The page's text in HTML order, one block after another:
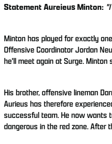
Statement Aureieus Minton:
Minton has played for exactly
Offensive Coordinator Jordan
he'll meet again at Surge.
His brother, offensive lineman
Aurieus has therefore
successful team. He now wants
dangerous in the red zone. After